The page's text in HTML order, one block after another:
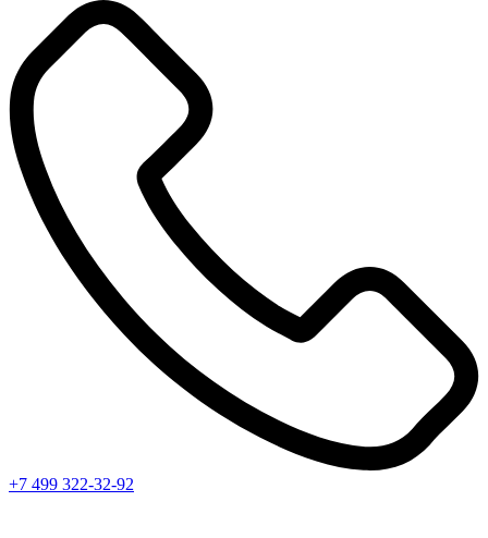
+7 499 322-32-92